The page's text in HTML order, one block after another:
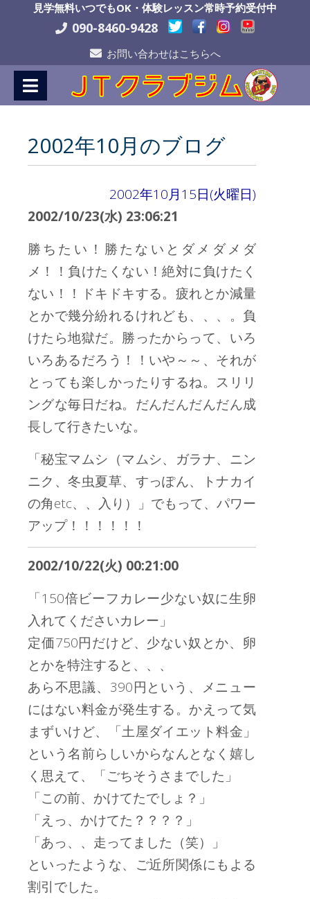
見学無料いつでもOK・体験レッスン常時予約受付中
090-8460-9428
お問い合わせはこちらへ
2002年10月のブログ
2002年10月15日(火曜日)
2002/10/23(水) 23:06:21
勝ちたい！勝たないとダメダメダ
メ！！負けたくない！絶対に負けたく
ない！！ドキドキする。疲れとか減量
とかで幾分紛れるけれども、、、。負
けたら地獄だ。勝ったからって、いろ
いろあるだろう！！いや～～、それが
とっても楽しかったりするね。スリリ
ングな毎日だね。だんだんだんだん成
長して行きたいな。
「秘宝マムシ（マムシ、ガラナ、ニン
ニク、冬虫夏草、すっぽん、トナカイ
の角etc、、入り）」でもって、パワー
アップ！！！！！！
2002/10/22(火) 00:21:00
「150倍ビーフカレー少ない奴に生卵
入れてくださいカレー」
定価750円だけど、少ない奴とか、卵
とかを特注すると、、、
あら不思議、390円という、メニュー
にはない料金が発生する。かえって気
まずいけど、「土屋ダイエット料金」
という名前らしいからなんとなく嬉し
く思えて、「ごちそうさまでした」
「この前、かけてたでしょ？」
「えっ、かけてた？？？？」
「あっ、、走ってました（笑）」
といったような、ご近所関係にもよる
割引でした。